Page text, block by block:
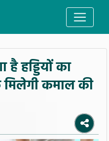
है हड्डियों का
कमाल की